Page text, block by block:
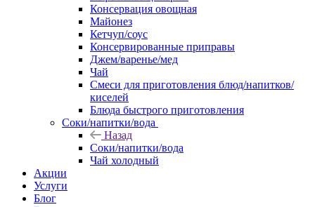
Консервация овощная
Майонез
Кетчуп/соус
Консервированные приправы
Джем/варенье/мед
Чай
Смеси для приготовления блюд/напитков/
киселей
Блюда быстрого приготовления
Соки/напитки/вода
Назад
Соки/напитки/вода
Чай холодный
Акции
Услуги
Блог